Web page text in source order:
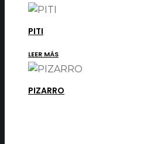
PITI
LEER MÁS
PIZARRO